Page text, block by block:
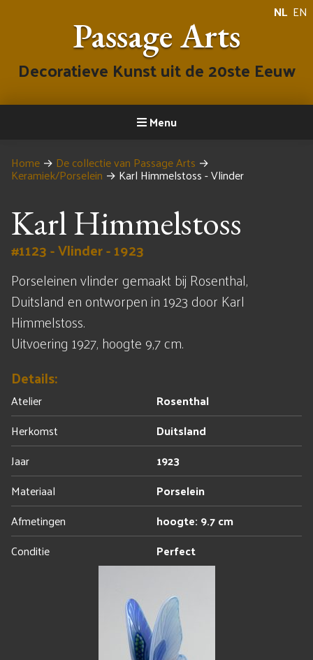
NL EN
Passage Arts
Decoratieve Kunst uit de 20ste Eeuw
Menu
Home → De collectie van Passage Arts →
Keramiek/Porselein → Karl Himmelstoss - Vlinder
Karl Himmelstoss
#1123 - Vlinder - 1923
Porseleinen vlinder gemaakt bij Rosenthal,
Duitsland en ontworpen in 1923 door Karl
Himmelstoss.
Uitvoering 1927, hoogte 9,7 cm.
Details:
Atelier
Rosenthal
Herkomst
Duitsland
Jaar
1923
Materiaal
Porselein
Afmetingen
hoogte: 9.7 cm
Conditie
Perfect